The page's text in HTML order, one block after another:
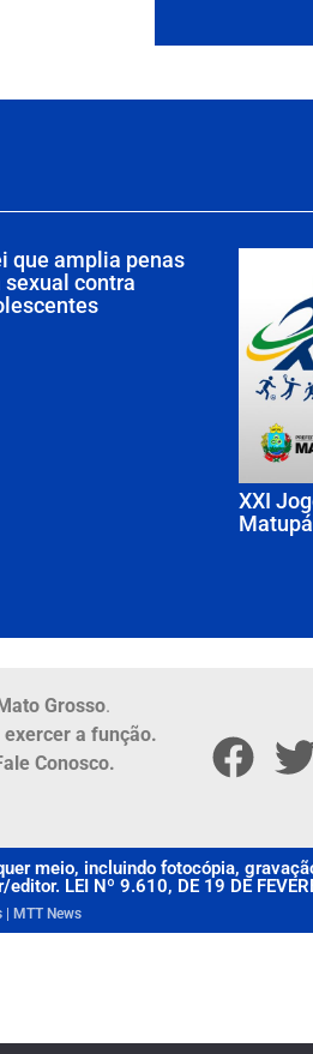
que amplia penas
contra
XXI
Grosso.
exercer a função.
Conosco.
meio, incluindo fotocópia,
LEI Nº 9.610, DE 19 DE
MTT News